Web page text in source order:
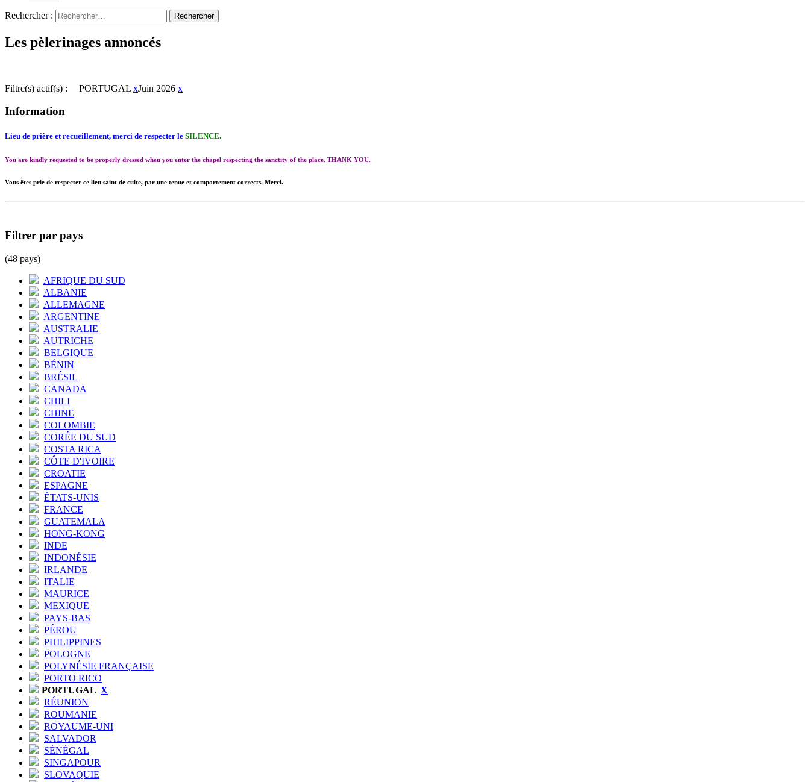
Rechercher :
Les pèlerinages annoncés
Filtre(s) actif(s) : PORTUGAL xJuin 2026 x
Information
Lieu de prière et recueillement, merci de respecter le SILENCE.
You are kindly requested to be properly dressed when you enter the chapel respecting the sanctity of the place. THANK YOU.
Vous êtes prie de respecter ce lieu saint de culte, par une tenue et comportement corrects. Merci.
Filtrer par pays
(48 pays)
AFRIQUE DU SUD
ALBANIE
ALLEMAGNE
ARGENTINE
AUSTRALIE
AUTRICHE
BELGIQUE
BÉNIN
BRÉSIL
CANADA
CHILI
CHINE
COLOMBIE
CORÉE DU SUD
COSTA RICA
CÔTE D'IVOIRE
CROATIE
ESPAGNE
ÉTATS-UNIS
FRANCE
GUATEMALA
HONG-KONG
INDE
INDONÉSIE
IRLANDE
ITALIE
MAURICE
MEXIQUE
PAYS-BAS
PÉROU
PHILIPPINES
POLOGNE
POLYNÉSIE FRANÇAISE
PORTO RICO
PORTUGAL X
RÉUNION
ROUMANIE
ROYAUME-UNI
SALVADOR
SÉNÉGAL
SINGAPOUR
SLOVAQUIE